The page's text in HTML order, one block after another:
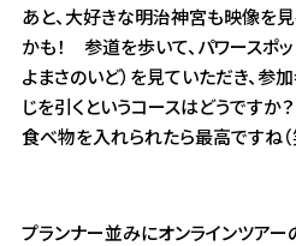
あと、大好きな明治神宮も映像を
かも！ 参道を歩いて、パワースポ
よまさのいど）を見ていただき、参
じを引くというコースはどうですか
食べ物を入れられたら最高ですね（
プランナー並みにオンラインツア